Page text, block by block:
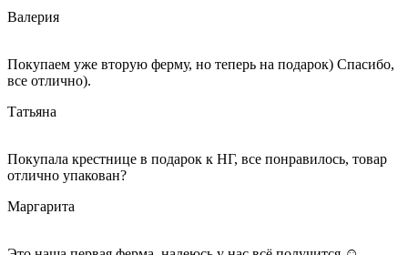
Валерия
Покупаем уже вторую ферму, но теперь на подарок) Спасибо,
все отлично).
Татьяна
Покупала крестнице в подарок к НГ, все понравилось, товар
отлично упакован?
Маргарита